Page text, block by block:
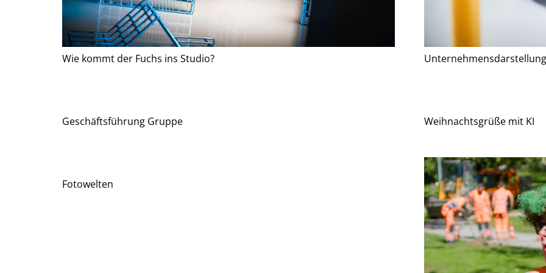
Wie kommt der Fuchs ins Studio? Unternehmensdarstellung
Geschäftsführung Gruppe Weihnachtsgrüße mit KI
Fotowelten